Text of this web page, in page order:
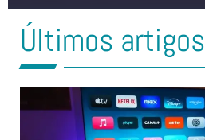
Últimos artigos